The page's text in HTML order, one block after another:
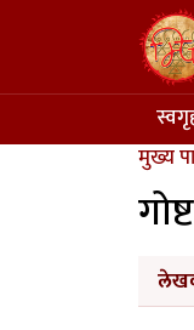
Skip to main content
Main
मुख्य